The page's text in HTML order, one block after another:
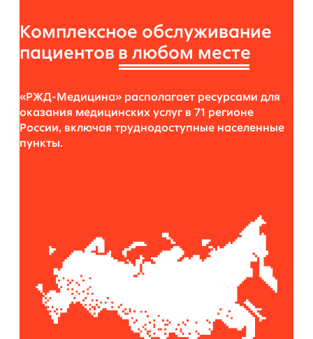
Комплексное обслуживание
пациентов в любом месте
«РЖД-Медицина» располагает ресурсами для
оказания медицинских услуг в 71 регионе
России, включая труднодоступные населенные
пункты.